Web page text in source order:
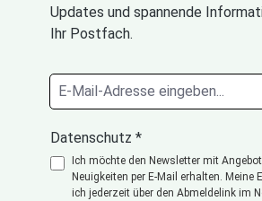
Updates und spannende
Ihr Postfach.
Datenschutz *
Ich möchte den Newsletter mit
Neuigkeiten per E-Mail erhalten. Meine
ich jederzeit über den Abmeldelink im